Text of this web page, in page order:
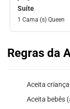
Suíte
1 Cama (s) Queen
Regras da
Aceita
Aceita bebês